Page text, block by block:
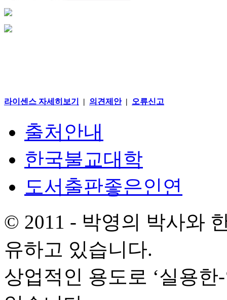
라이센스 자세히보기 | 의견제안| 오류신고
출처안내
한국불교대학
도서출판좋은인연
© 2011 - 박영의 박사와
유하고 있습니다.
상업적인 용도로 ‘실용